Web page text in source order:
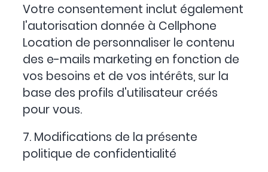
Votre consentement inclut également
l'autorisation donnée à Cellphone
Location de personnaliser le contenu
des e-mails marketing en fonction de
vos besoins et de vos intérêts, sur la
base des profils d'utilisateur créés
pour vous.
7. Modifications de la présente
politique de confidentialité